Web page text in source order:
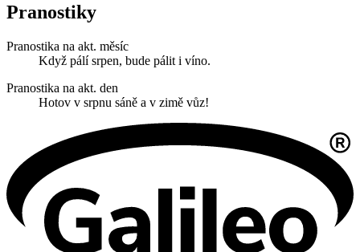
Pranostiky
Pranostika na akt. měsíc
Když pálí srpen, bude pálit i víno.
Pranostika na akt. den
Hotov v srpnu sáně a v zimě vůz!